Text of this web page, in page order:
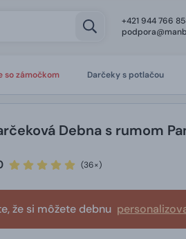
+421 944 766
so zámočkom Darčeky s potlačou
Debna s rumom
(36×)
že si môžete debnu